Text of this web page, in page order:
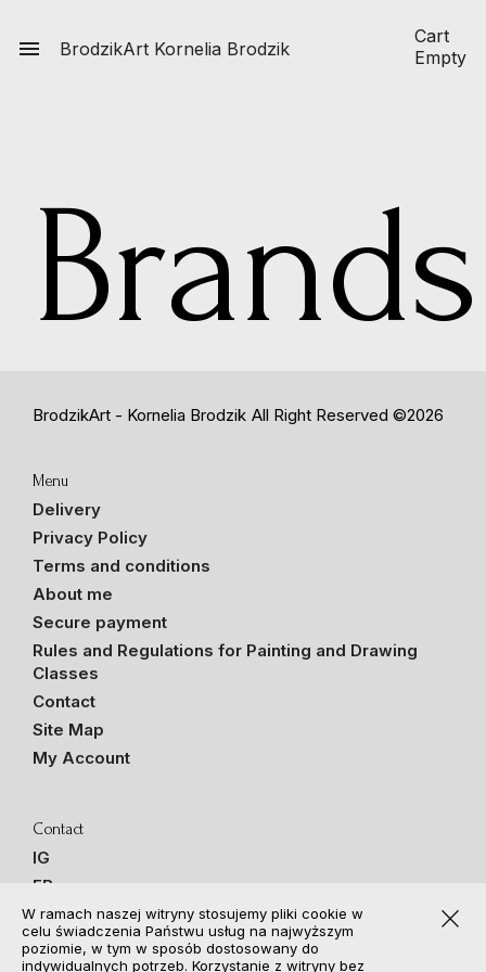

Cart
Empty
BrodzikArt Kornelia Brodzik
Brands
BrodzikArt - Kornelia Brodzik All Right Reserved ©2026
Menu
Delivery
Privacy Policy
Terms and conditions
About me
Secure payment
Rules and Regulations for Painting and Drawing
Classes
Contact
Site Map
My Account
Contact
IG
FB
TikTok
+48 600 986 645
close
W ramach naszej witryny stosujemy pliki cookie w
celu świadczenia Państwu usług na najwyższym
poziomie, w tym w sposób dostosowany do
indywidualnych potrzeb. Korzystanie z witryny bez